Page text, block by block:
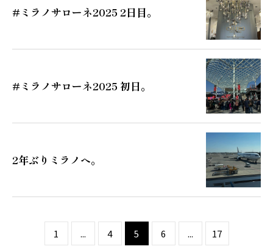
#ミラノサローネ2025 2日目。
#ミラノサローネ2025 初日。
2年ぶりミラノへ。
1 ... 4 5 6 ... 17